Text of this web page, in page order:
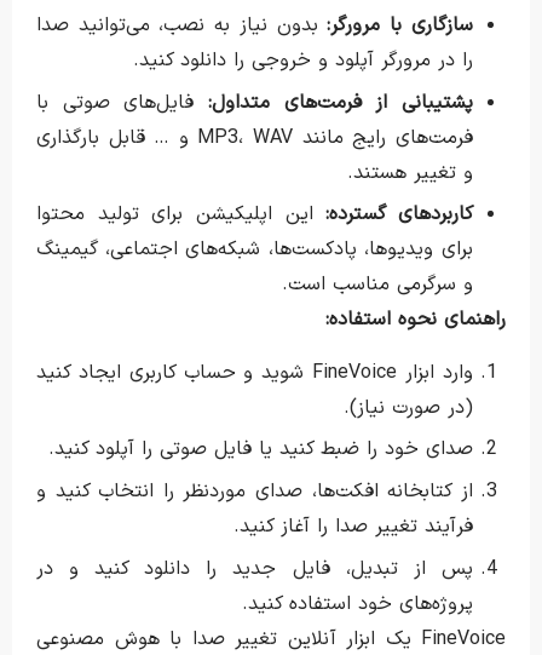
سازگاری با مرورگر:بدون نیاز به نصب، می‌توانید صدا
را در مرورگر آپلود و خروجی را دانلود کنید.
پشتیبانی از فرمت‌های متداول: فایل‌های صوتی با
فرمت‌های رایج مانند MP3، WAV و … قابل بارگذاری
و تغییر هستند.
کاربردهای گسترده:این اپلیکیشن برای تولید محتوا
برای ویدیوها، پادکست‌ها، شبکه‌های اجتماعی، گیمینگ
و سرگرمی مناسب است.
راهنمای نحوه استفاده:
وارد ابزار FineVoice شوید و حساب کاربری ایجاد کنید
(در صورت نیاز).
صدای خود را ضبط کنید یا فایل صوتی را آپلود کنید.
از کتابخانه افکت‌ها، صدای موردنظر را انتخاب کنید و
فرآیند تغییر صدا را آغاز کنید.
پس از تبدیل، فایل جدید را دانلود کنید و در
پروژه‌های خود استفاده کنید.
FineVoice یک ابزار آنلاین تغییر صدا با هوش مصنوعی